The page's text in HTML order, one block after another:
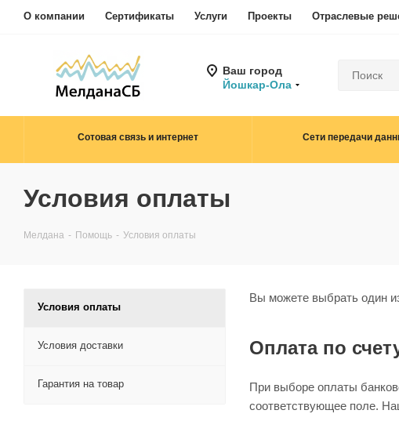
О компании Сертификаты Услуги Проекты Отраслевые
Ваш город
Йошкар-Ола
Сотовая связь и интернет Сети передачи
Условия оплаты
Мелдана - Помощь - Условия оплаты
Вы можете выбрать один
Оплата по
При выборе оплаты
соответствующее поле.
Условия оплаты
Условия доставки
Гарантия на товар